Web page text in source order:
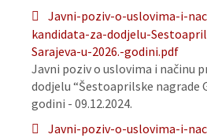
Javni-poziv-o-uslovima-i-
kandidata-za-dodjelu-
Sarajeva-u-2026.-godini.pdf
Javni poziv o uslovima i načinu
dodjelu “Šestoaprilske nagrade
godini - 09.12.2024.
Javni-poziv-o-uslovima-i-